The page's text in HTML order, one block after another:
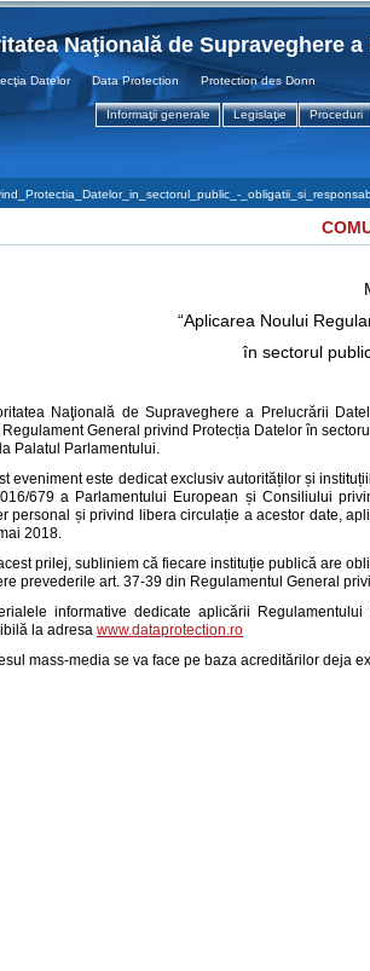
Naţională de Supraveghere
Datelor Data Protection Protection des Donnees
Informaţii generale Legislaţie Proceduri
“Aplicarea Noului
în sectorul
Naţională de Supraveghere a Prelucrării
Regulament General privind Protecția Datelor în
Palatul Parlamentului.
eveniment este dedicat exclusiv autorităților și
679 a Parlamentului European și Consiliului
personal și privind libera circulație a acestor date,
2018.
prilej, subliniem că fiecare instituție publică are
prevederile art. 37-39 din Regulamentul General
informative dedicate aplicării
la adresa www.dataprotection.ro
mass-media se va face pe baza acreditărilor deja